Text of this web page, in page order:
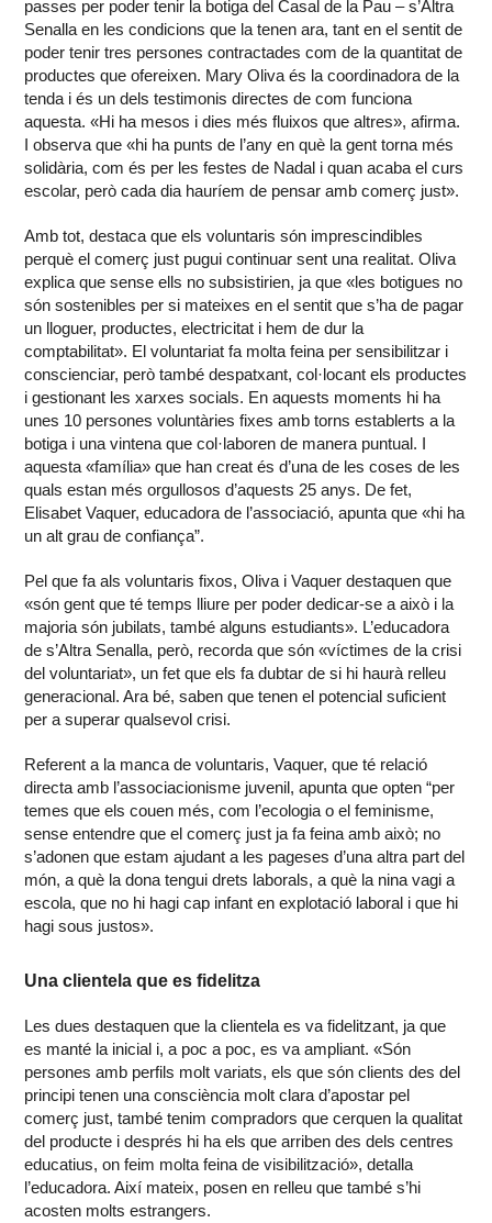
passes per poder tenir la botiga del Casal de la Pau – s’Altra
Senalla en les condicions que la tenen ara, tant en el sentit de
poder tenir tres persones contractades com de la quantitat de
productes que ofereixen. Mary Oliva és la coordinadora de la
tenda i és un dels testimonis directes de com funciona
aquesta. «Hi ha mesos i dies més fluixos que altres», afirma.
I observa que «hi ha punts de l’any en què la gent torna més
solidària, com és per les festes de Nadal i quan acaba el curs
escolar, però cada dia hauríem de pensar amb comerç just».
Amb tot, destaca que els voluntaris són imprescindibles
perquè el comerç just pugui continuar sent una realitat. Oliva
explica que sense ells no subsistirien, ja que «les botigues no
són sostenibles per si mateixes en el sentit que s’ha de pagar
un lloguer, productes, electricitat i hem de dur la
comptabilitat». El voluntariat fa molta feina per sensibilitzar i
conscienciar, però també despatxant, col·locant els productes
i gestionant les xarxes socials. En aquests moments hi ha
unes 10 persones voluntàries fixes amb torns establerts a la
botiga i una vintena que col·laboren de manera puntual. I
aquesta «família» que han creat és d’una de les coses de les
quals estan més orgullosos d’aquests 25 anys. De fet,
Elisabet Vaquer, educadora de l’associació, apunta que «hi ha
un alt grau de confiança”.
Pel que fa als voluntaris fixos, Oliva i Vaquer destaquen que
«són gent que té temps lliure per poder dedicar-se a això i la
majoria són jubilats, també alguns estudiants». L’educadora
de s’Altra Senalla, però, recorda que són «víctimes de la crisi
del voluntariat», un fet que els fa dubtar de si hi haurà relleu
generacional. Ara bé, saben que tenen el potencial suficient
per a superar qualsevol crisi.
Referent a la manca de voluntaris, Vaquer, que té relació
directa amb l’associacionisme juvenil, apunta que opten “per
temes que els couen més, com l’ecologia o el feminisme,
sense entendre que el comerç just ja fa feina amb això; no
s’adonen que estam ajudant a les pageses d’una altra part del
món, a què la dona tengui drets laborals, a què la nina vagi a
escola, que no hi hagi cap infant en explotació laboral i que hi
hagi sous justos».
Una clientela que es fidelitza
Les dues destaquen que la clientela es va fidelitzant, ja que
es manté la inicial i, a poc a poc, es va ampliant. «Són
persones amb perfils molt variats, els que són clients des del
principi tenen una consciència molt clara d’apostar pel
comerç just, també tenim compradors que cerquen la qualitat
del producte i després hi ha els que arriben des dels centres
educatius, on feim molta feina de visibilització», detalla
l’educadora. Així mateix, posen en relleu que també s’hi
acosten molts estrangers.